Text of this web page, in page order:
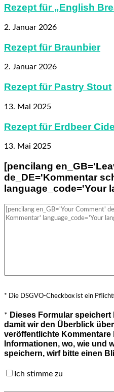
Rezept für „English
2. Januar 2026
Rezept für Braunbier
2. Januar 2026
Rezept für Pastry Stout
13. Mai 2025
Rezept für Erdbeer
13. Mai 2025
[pencilang
de_DE='Kommentar
language_code='Your
* Die DSGVO-Checkbox ist ein
* Dieses Formular speichert
damit wir den Überblick
veröffentlichte Kommentare
Informationen, wo, wie und
speichern, wirf bitte einen
Ich stimme zu